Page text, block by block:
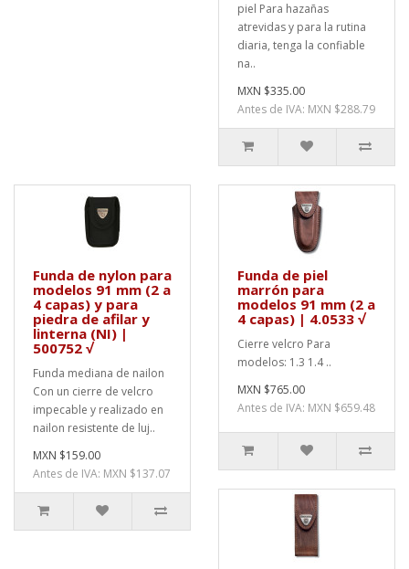
piel Para hazañas
atrevidas y para la rutina
diaria, tenga la confiable
na..
MXN $335.00
Antes de IVA: MXN $288.79
Funda de nylon para
modelos 91 mm (2 a
4 capas) y para
piedra de afilar y
linterna (NI) |
500752 √
Funda mediana de nailon
Con un cierre de velcro
impecable y realizado en
nailon resistente de luj..
MXN $159.00
Antes de IVA: MXN $137.07
Funda de piel
marrón para
modelos 91 mm (2 a
4 capas) | 4.0533 √
Cierre velcro Para
modelos: 1.3 1.4 ..
MXN $765.00
Antes de IVA: MXN $659.48